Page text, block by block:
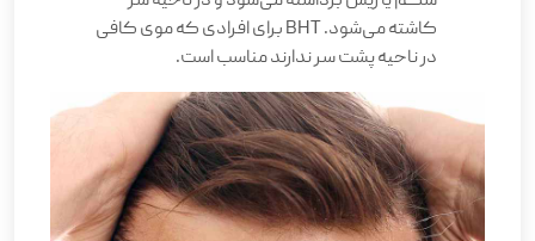
کاشته می‌شود. BHT برای افرادی که موی کافی
در ناحیه پشت سر ندارند مناسب است.